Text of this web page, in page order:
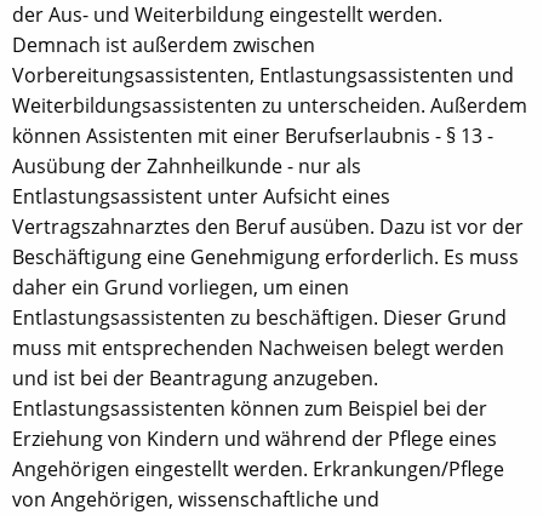
der Aus- und Weiterbildung eingestellt werden.
Demnach ist außerdem zwischen
Vorbereitungsassistenten, Entlastungsassistenten und
Weiterbildungsassistenten zu unterscheiden. Außerdem
können Assistenten mit einer Berufserlaubnis - § 13 -
Ausübung der Zahnheilkunde - nur als
Entlastungsassistent unter Aufsicht eines
Vertragszahnarztes den Beruf ausüben. Dazu ist vor der
Beschäftigung eine Genehmigung erforderlich. Es muss
daher ein Grund vorliegen, um einen
Entlastungsassistenten zu beschäftigen. Dieser Grund
muss mit entsprechenden Nachweisen belegt werden
und ist bei der Beantragung anzugeben.
Entlastungsassistenten können zum Beispiel bei der
Erziehung von Kindern und während der Pflege eines
Angehörigen eingestellt werden. Erkrankungen/Pflege
von Angehörigen, wissenschaftliche und